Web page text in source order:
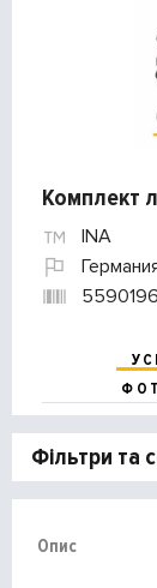
Комплект
INA
Фільтри та
Опис